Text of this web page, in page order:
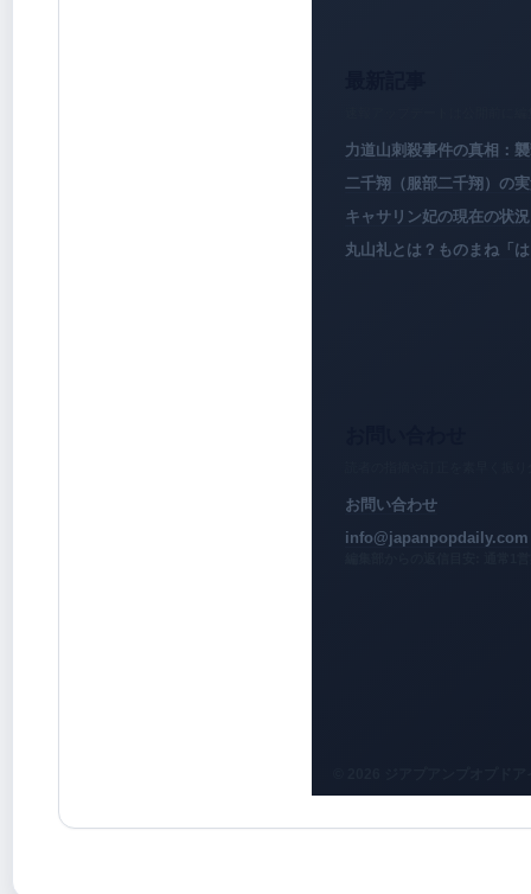
力道山刺殺事件の真相：
二千翔（服部二千翔）の
キャサリン妃の現在の状
丸山礼とは？ものまね「
お問い合わせ
info@japanpopdaily.com